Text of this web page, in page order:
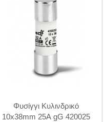
Φυσίγγι Κυλινδρικό
10x38mm 25Α gG 420025